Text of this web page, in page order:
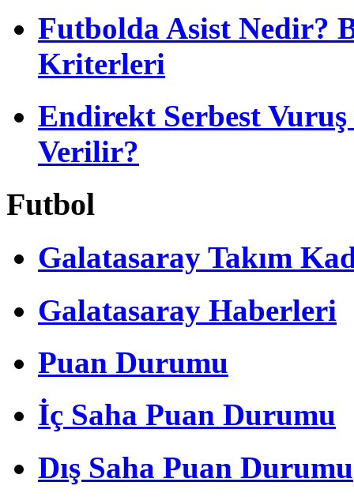
Futbolda Asist Nedir?
Kriterleri
Endirekt Serbest
Verilir?
Futbol
Galatasaray Takım
Galatasaray Haberleri
Puan Durumu
İç Saha Puan Durumu
Dış Saha Puan Durumu